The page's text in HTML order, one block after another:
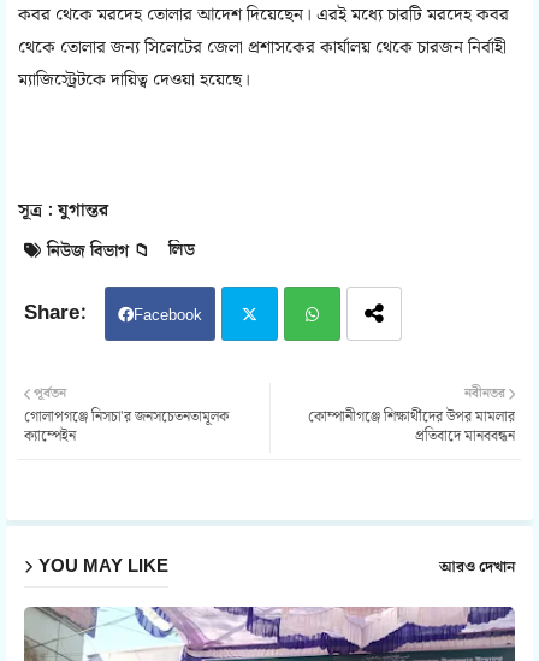
কবর থেকে মরদেহ তোলার আদেশ দিয়েছেন। এরই মধ্যে চারটি মরদেহ কবর
থেকে তোলার জন্য সিলেটের জেলা প্রশাসকের কার্যালয় থেকে চারজন নির্বাহী
ম্যাজিস্ট্রেটকে দায়িত্ব দেওয়া হয়েছে।
সূত্র : যুগান্তর
নিউজ বিভাগ 📁 লিড
Facebook
atsa
নবীনতর
কোম্পানীগঞ্জে শিক্ষার্থীদের উপর মামলার
প্রতিবাদে মানববন্ধন
পূর্বতন
গোলাপগঞ্জে নিসচা'র জনসচেতনতামূলক
ক্যাম্পেইন
YOU MAY LIKE আরও দেখান